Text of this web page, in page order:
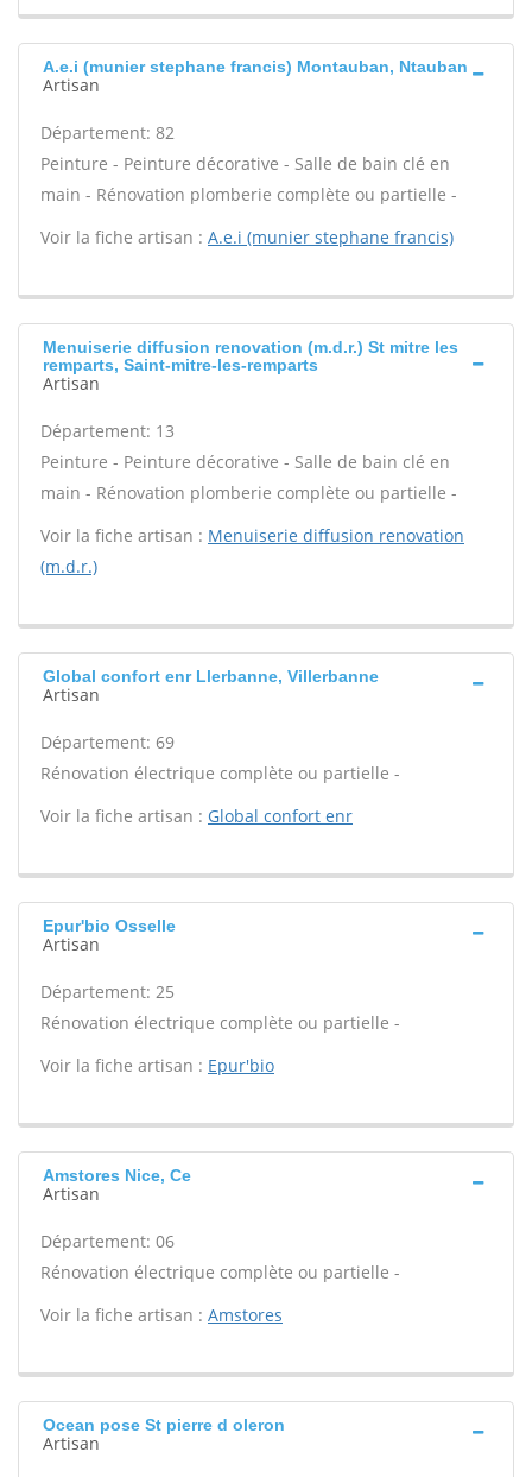
A.e.i (munier stephane francis) Montauban, Ntauban
Artisan
Département: 82
Peinture - Peinture décorative - Salle de bain clé en
main - Rénovation plomberie complète ou partielle -
Voir la fiche artisan : A.e.i (munier stephane francis)
Menuiserie diffusion renovation (m.d.r.) St mitre les
remparts, Saint-mitre-les-remparts
Artisan
Département: 13
Peinture - Peinture décorative - Salle de bain clé en
main - Rénovation plomberie complète ou partielle -
Voir la fiche artisan : Menuiserie diffusion renovation
(m.d.r.)
Global confort enr Llerbanne, Villerbanne
Artisan
Département: 69
Rénovation électrique complète ou partielle -
Voir la fiche artisan : Global confort enr
Epur'bio Osselle
Artisan
Département: 25
Rénovation électrique complète ou partielle -
Voir la fiche artisan : Epur'bio
Amstores Nice, Ce
Artisan
Département: 06
Rénovation électrique complète ou partielle -
Voir la fiche artisan : Amstores
Ocean pose St pierre d oleron
Artisan